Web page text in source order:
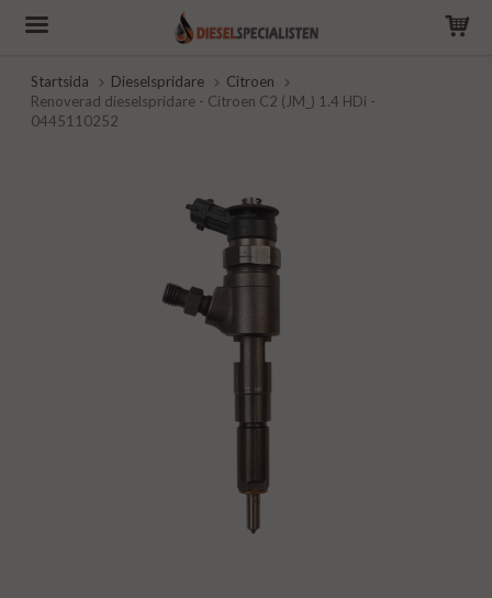
Startsida Dieselspridare
Citroen
Renoverad dieselspridare - Citroen C2 (JM_) 1.4 HDi -
0445110252